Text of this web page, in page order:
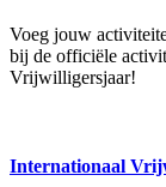
Voeg jouw
bij de officiële
Vrijwilligersjaar!
Internationaal